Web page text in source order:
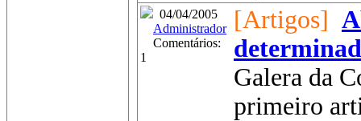
04/04/2005
Administrador
Comentários:
1
[Artigos]
Galera da
primeiro